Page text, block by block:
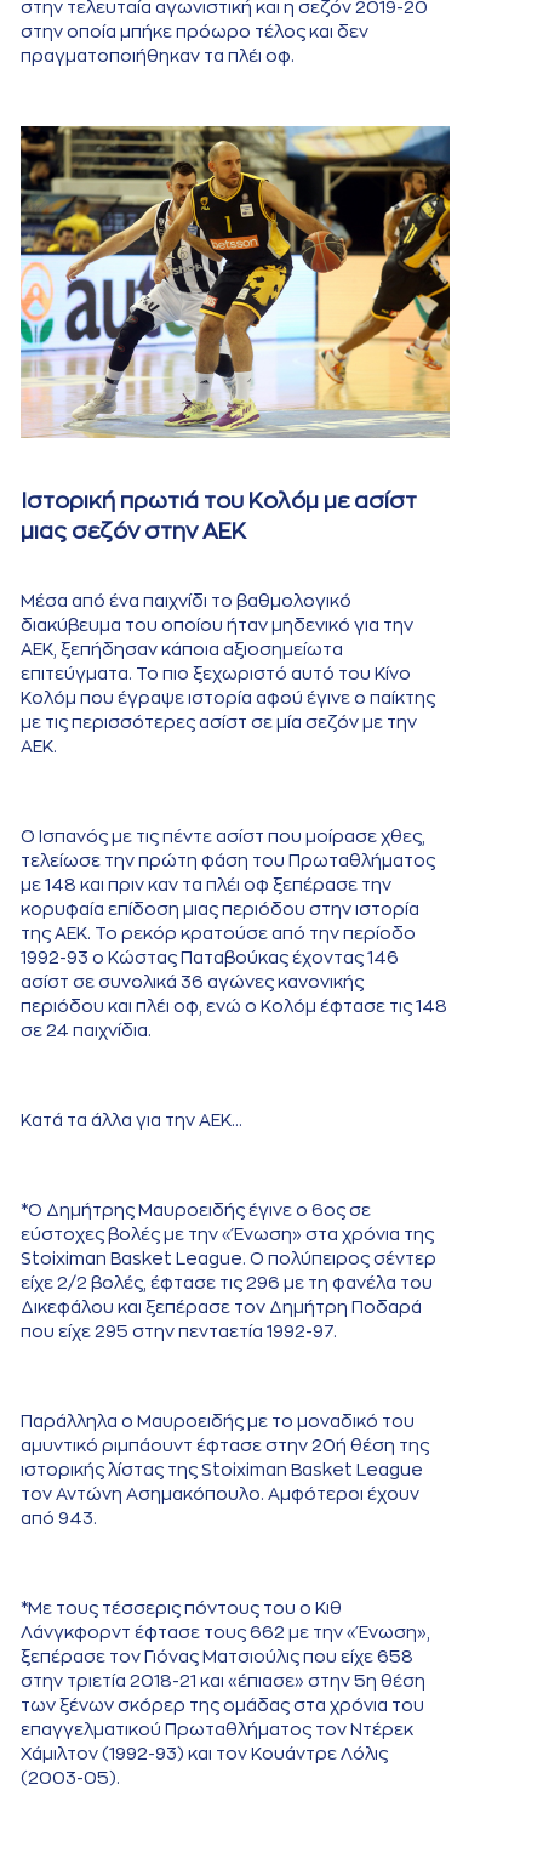
στην τελευταία αγωνιστική και η σεζόν 2019-20
στην οποία μπήκε πρόωρο τέλος και δεν
πραγματοποιήθηκαν τα πλέι οφ.
Ιστορική πρωτιά του Κολόμ με ασίστ
μιας σεζόν στην ΑΕΚ
Μέσα από ένα παιχνίδι το βαθμολογικό
διακύβευμα του οποίου ήταν μηδενικό για την
ΑΕΚ, ξεπήδησαν κάποια αξιοσημείωτα
επιτεύγματα. Το πιο ξεχωριστό αυτό του Κίνο
Κολόμ που έγραψε ιστορία αφού έγινε ο παίκτης
με τις περισσότερες ασίστ σε μία σεζόν με την
ΑΕΚ.
Ο Ισπανός με τις πέντε ασίστ που μοίρασε χθες,
τελείωσε την πρώτη φάση του Πρωταθλήματος
με 148 και πριν καν τα πλέι οφ ξεπέρασε την
κορυφαία επίδοση μιας περιόδου στην ιστορία
της ΑΕΚ. Το ρεκόρ κρατούσε από την περίοδο
1992-93 ο Κώστας Παταβούκας έχοντας 146
ασίστ σε συνολικά 36 αγώνες κανονικής
περιόδου και πλέι οφ, ενώ ο Κολόμ έφτασε τις 148
σε 24 παιχνίδια.
Κατά τα άλλα για την ΑΕΚ…
*Ο Δημήτρης Μαυροειδής έγινε ο 6ος σε
εύστοχες βολές με την «Ένωση» στα χρόνια της
Stoiximan Basket League. Ο πολύπειρος σέντερ
είχε 2/2 βολές, έφτασε τις 296 με τη φανέλα του
Δικεφάλου και ξεπέρασε τον Δημήτρη Ποδαρά
που είχε 295 στην πενταετία 1992-97.
Παράλληλα ο Μαυροειδής με το μοναδικό του
αμυντικό ριμπάουντ έφτασε στην 20ή θέση της
ιστορικής λίστας της Stoiximan Basket League
τον Αντώνη Ασημακόπουλο. Αμφότεροι έχουν
από 943.
*Με τους τέσσερις πόντους του ο Κιθ
Λάνγκφορντ έφτασε τους 662 με την «Ένωση»,
ξεπέρασε τον Γιόνας Ματσιούλις που είχε 658
στην τριετία 2018-21 και «έπιασε» στην 5η θέση
των ξένων σκόρερ της ομάδας στα χρόνια του
επαγγελματικού Πρωταθλήματος τον Ντέρεκ
Χάμιλτον (1992-93) και τον Κουάντρε Λόλις
(2003-05).